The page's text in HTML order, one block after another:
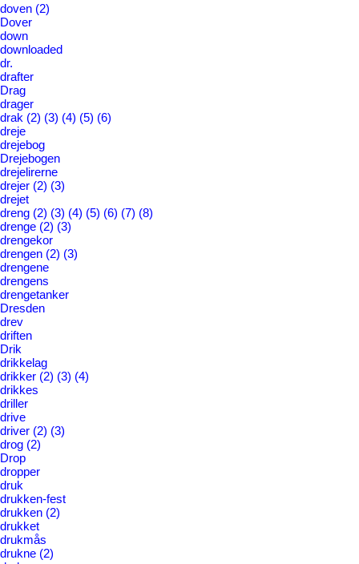
doven (2)
Dover
down
downloaded
dr.
drafter
Drag
drager
drak (2) (3) (4) (5) (6)
dreje
drejebog
Drejebogen
drejelirerne
drejer (2) (3)
drejet
dreng (2) (3) (4) (5) (6) (7) (8)
drenge (2) (3)
drengekor
drengen (2) (3)
drengene
drengens
drengetanker
Dresden
drev
driften
Drik
drikkelag
drikker (2) (3) (4)
drikkes
driller
drive
driver (2) (3)
drog (2)
Drop
dropper
druk
drukken-fest
drukken (2)
drukket
drukmås
drukne (2)